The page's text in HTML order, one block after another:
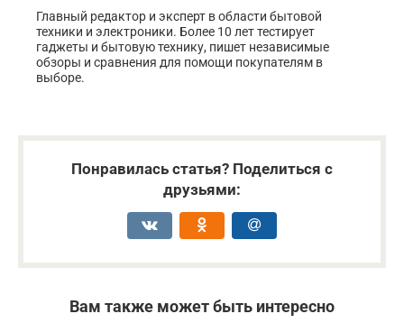
Главный редактор и эксперт в области бытовой
техники и электроники. Более 10 лет тестирует
гаджеты и бытовую технику, пишет независимые
обзоры и сравнения для помощи покупателям в
выборе.
Понравилась статья? Поделиться с
друзьями:
Вам также может быть интересно